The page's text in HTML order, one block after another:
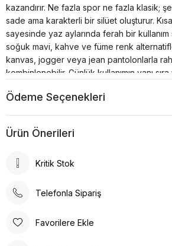
kazandırır. Ne fazla spor ne fazla klasik;
sade ama karakterli bir silüet oluşturur.
sayesinde yaz aylarında ferah bir kullanım
soğuk mavi, kahve ve füme renk
kanvas, jogger veya jean pantolonlarla
kombinlenebilir. Günlük kullanımın yanı
Ödeme Seçenekleri
Ürün Önerileri
Kritik Stok
Telefonla Sipariş
Favorilere Ekle